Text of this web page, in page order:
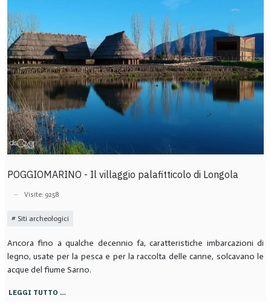
POGGIOMARINO - Il villaggio palafitticolo di Longola
Visite: 9258
Siti archeologici
Ancora fino a qualche decennio fa, caratteristiche imbarcazioni di
legno, usate per la pesca e per la raccolta delle canne, solcavano le
acque del fiume Sarno.
LEGGI TUTTO …